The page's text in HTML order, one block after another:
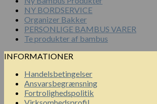
NY BORDSERVICE
Organizer Bakker
PERSONLIGE BAMBUS VARER
Te produkter af bambus
INFORMATIONER
Handelsbetingelser
Ansvarsbegrænsning
Fortrolighedspolitik